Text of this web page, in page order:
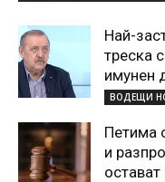
Най-
треска
имунен
ВОДЕЩИ
Петима
и
остават